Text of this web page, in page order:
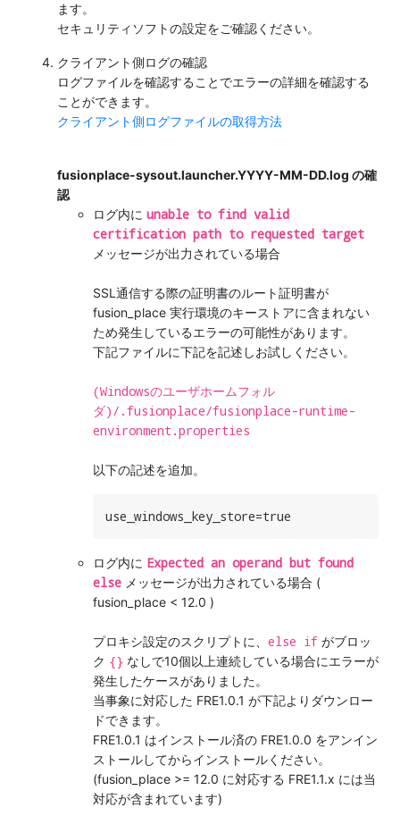
ます。
セキュリティソフトの設定をご確認ください。
クライアント側ログの確認
ログファイルを確認することでエラーの詳細を確認する
ことができます。
クライアント側ログファイルの取得方法
fusionplace-sysout.launcher.YYYY-MM-DD.log の確
認
ログ内に unable to find valid
certification path to requested target
メッセージが出力されている場合
SSL通信する際の証明書のルート証明書が
fusion_place 実行環境のキーストアに含まれない
ため発生しているエラーの可能性があります。
下記ファイルに下記を記述しお試しください。
(Windowsのユーザホームフォル
ダ)/.fusionplace/fusionplace-runtime-
environment.properties
以下の記述を追加。
use_windows_key_store=true
ログ内に Expected an operand but found
else メッセージが出力されている場合 (
fusion_place < 12.0 )
プロキシ設定のスクリプトに、 else if がブロッ
ク {} なしで10個以上連続している場合にエラーが
発生したケースがありました。
当事象に対応した FRE1.0.1 が下記よりダウンロー
ドできます。
FRE1.0.1 はインストール済の FRE1.0.0 をアンイン
ストールしてからインストールください。
(fusion_place >= 12.0 に対応する FRE1.1.x には当
対応が含まれています)